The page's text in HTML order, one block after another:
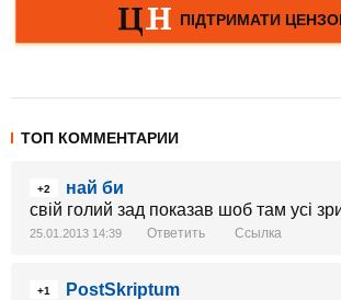
ТОП КОММЕНТАРИИ
+2
най би
свiй голий зад показав шоб там усi
25.01.2013 14:39 Ответить Ссылка
+1
PostSkriptum